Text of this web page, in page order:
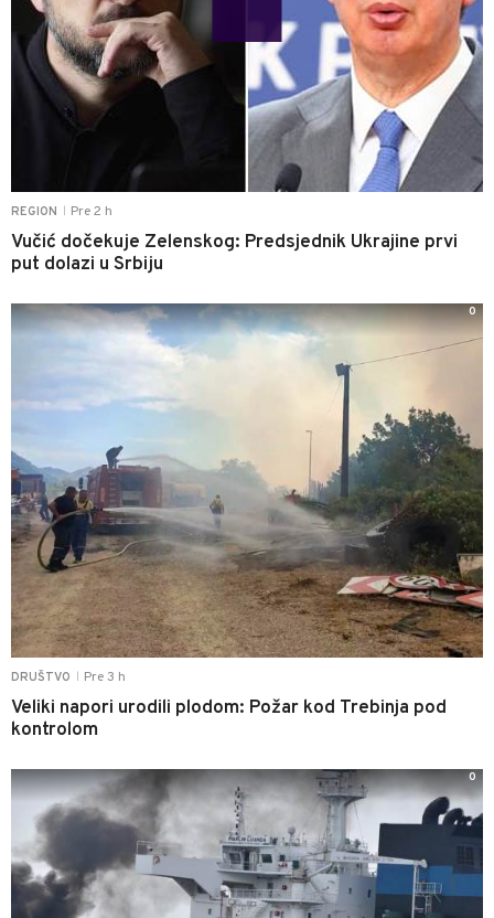
REGION Pre 2 h
Vučić dočekuje Zelenskog: Predsjednik Ukrajine prvi
put dolazi u Srbiju
DRUŠTVO Pre 3 h
Veliki napori urodili plodom: Požar kod Trebinja pod
kontrolom
0
0